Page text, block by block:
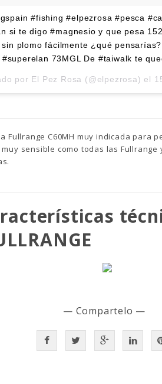
#fishing #elpezrosa #pesca
si te digo #magnesio y que pesa
plomo fácilmente ¿qué
73MGL De #taiwalk te
por El Pez Rosa (@elpezrosa) el
Fullrange C60MH muy indicada para
sensible como todas las Fullrange
— Compartelo —